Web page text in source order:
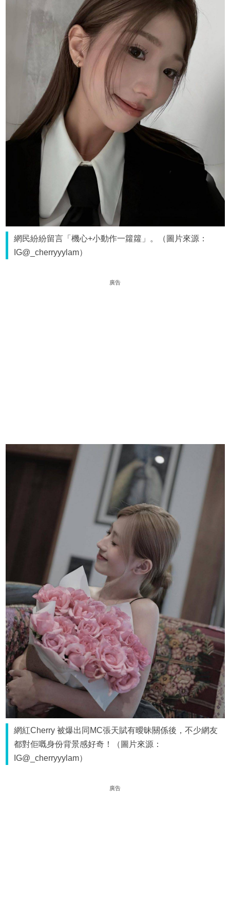
網民紛紛留言「機心+小動作一籮籮」。（圖片來源：
IG@_cherryyylam）
廣告
網紅Cherry 被爆出同MC張天賦有曖昧關係後，不少網友
都對佢嘅身份背景感好奇！（圖片來源：
IG@_cherryyylam）
廣告